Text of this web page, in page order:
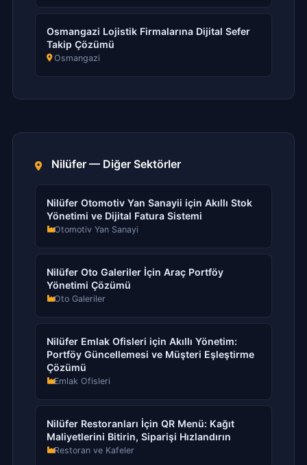
Osmangazi Lojistik Firmalarına Dijital Sefer
Takip Çözümü
Osmangazi
Nilüfer — Diğer Sektörler
Nilüfer Otomotiv Yan Sanayii için Akıllı Stok
Yönetimi ve Dijital Fatura Sistemi
Otomotiv Yan Sanayi
Nilüfer Oto Galeriler İçin Araç Portföy
Yönetimi Çözümü
Oto Galeriler
Nilüfer Emlak Ofisleri için Akıllı Yönetim:
Portföy Güncellemesi ve Müşteri Eşleştirme
Çözümü
Emlak Ofisleri
Nilüfer Restoranları İçin QR Menü: Kağıt
Maliyetlerini Bitirin, Siparişi Hızlandırın
Restoran ve Kafeler